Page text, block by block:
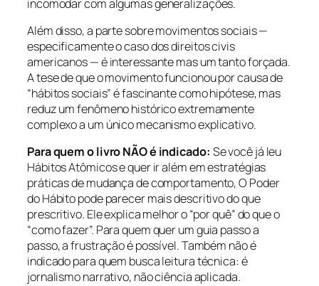
incomodar com algumas generalizações.
Além disso, a parte sobre movimentos sociais —
especificamente o caso dos direitos civis
americanos — é interessante mas um tanto forçada.
A tese de que o movimento funcionou por causa de
“hábitos sociais” é fascinante como hipótese, mas
reduz um fenômeno histórico extremamente
complexo a um único mecanismo explicativo.
Para quem o livro NÃO é indicado: Se você já leu
Hábitos Atômicos e quer ir além em estratégias
práticas de mudança de comportamento, O Poder
do Hábito pode parecer mais descritivo do que
prescritivo. Ele explica melhor o “por quê” do que o
“como fazer”. Para quem quer um guia passo a
passo, a frustração é possível. Também não é
indicado para quem busca leitura técnica: é
jornalismo narrativo, não ciência aplicada.